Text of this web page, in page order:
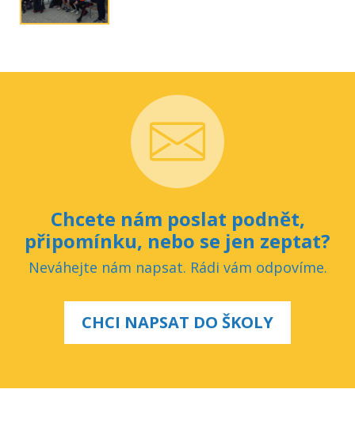
Chcete nám poslat podnět,
připomínku, nebo se jen zeptat?
Neváhejte nám napsat. Rádi vám odpovíme.
CHCI NAPSAT DO ŠKOLY